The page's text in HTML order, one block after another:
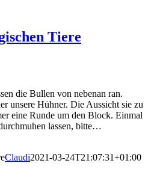
Tiere
die Bullen von nebenan ran.
unsere Hühner. Die Aussicht sie zu
eine Runde um den Block. Einmal
lassen, bitte…
Claudi2021-03-24T21:07:31+01:00